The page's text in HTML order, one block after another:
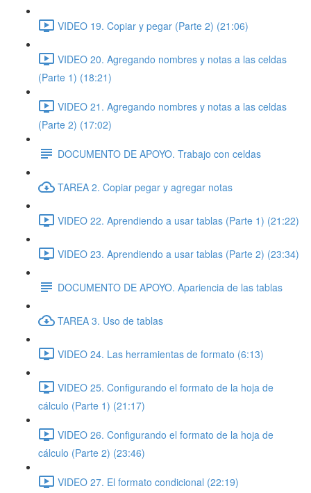
VIDEO 19. Copiar y pegar (Parte 2) (21:06)
VIDEO 20. Agregando nombres y notas a las celdas
(Parte 1) (18:21)
VIDEO 21. Agregando nombres y notas a las celdas
(Parte 2) (17:02)
DOCUMENTO DE APOYO. Trabajo con celdas
TAREA 2. Copiar pegar y agregar notas
VIDEO 22. Aprendiendo a usar tablas (Parte 1) (21:22)
VIDEO 23. Aprendiendo a usar tablas (Parte 2) (23:34)
DOCUMENTO DE APOYO. Apariencia de las tablas
TAREA 3. Uso de tablas
VIDEO 24. Las herramientas de formato (6:13)
VIDEO 25. Configurando el formato de la hoja de
cálculo (Parte 1) (21:17)
VIDEO 26. Configurando el formato de la hoja de
cálculo (Parte 2) (23:46)
VIDEO 27. El formato condicional (22:19)